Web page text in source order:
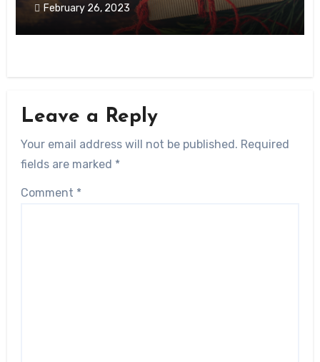
February 26, 2023
Leave a Reply
Your email address will not be published. Required
fields are marked *
Comment *